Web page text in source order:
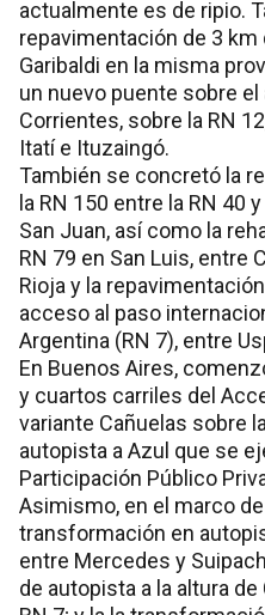
actualmente es de ripio.
repavimentación de 3 km
Garibaldi en la misma
un nuevo puente sobre el
Corrientes, sobre la RN
Itatí e Ituzaingó.
También se concretó la
la RN 150 entre la RN 40
San Juan, así como la
RN 79 en San Luis, entre
Rioja y la
acceso al paso
Argentina (RN 7), entre
En Buenos Aires,
y cuartos carriles del
variante Cañuelas sobre
autopista a Azul que se
Participación Público
Asimismo, en el marco
transformación en
entre Mercedes y
de autopista a la altura